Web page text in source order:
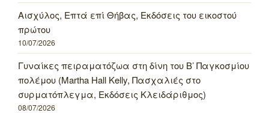
Αισχύλος, Επτά επί Θήβας, Εκδόσεις του εικοστού
πρώτου
10/07/2026
Γυναίκες πειραματόζωα στη δίνη του Β’ Παγκοσμίου
πολέμου (Martha Hall Kelly, Πασχαλιές στο
συρματόπλεγμα, Εκδόσεις Κλειδάριθμος)
08/07/2026